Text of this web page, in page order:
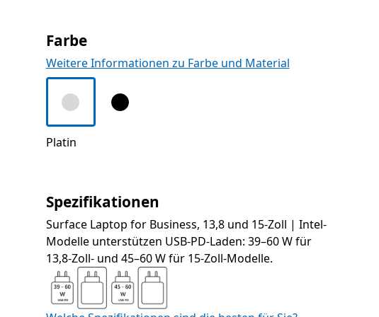
Farbe
Weitere Informationen zu Farbe und Material
Platin
Spezifikationen
Surface Laptop for Business, 13,8 und 15-Zoll | Intel-
Modelle unterstützen USB-PD-Laden: 39–60 W für
13,8-Zoll- und 45–60 W für 15-Zoll-Modelle.